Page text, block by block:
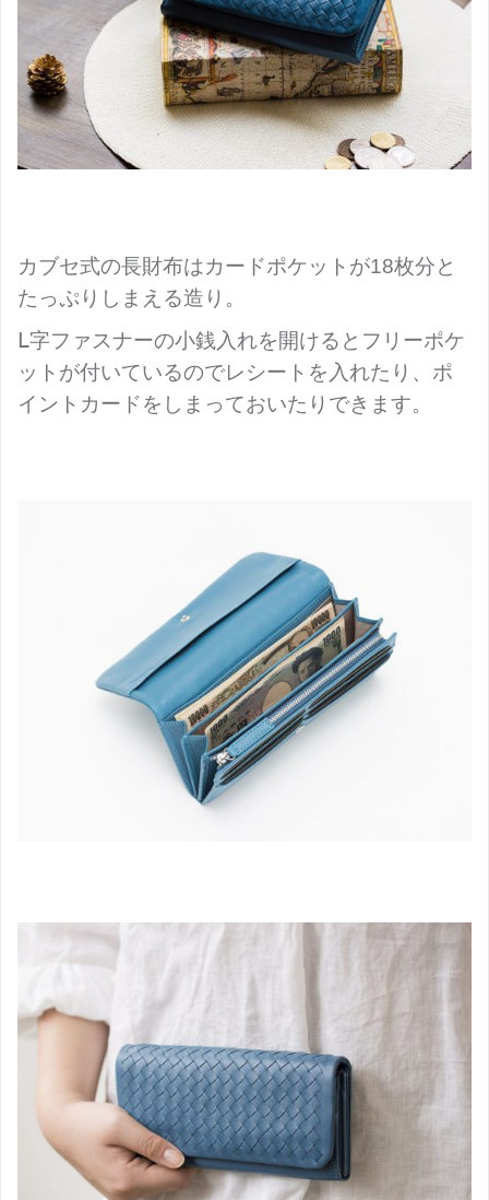
カブセ式の長財布はカードポケットが18枚分と
たっぷりしまえる造り。
Ⅼ字ファスナーの小銭入れを開けるとフリーポケ
ットが付いているのでレシートを入れたり、ポ
イントカードをしまっておいたりできます。